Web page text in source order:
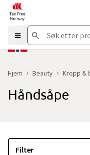
Hjem Beauty Kropp &
Håndsåpe
Filter